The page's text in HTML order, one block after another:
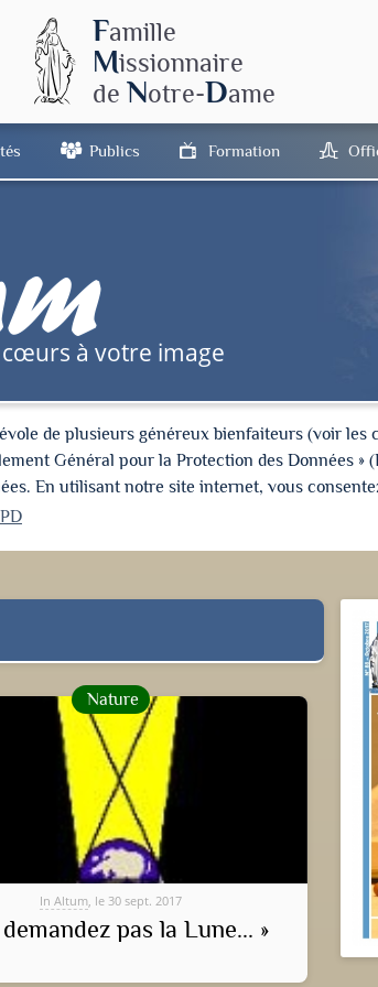
Famille
Missionnaire
de Notre-Dame
Publics Formation
à votre image
de plusieurs généreux bienfaiteurs (voir les
Général pour la Protection des Données »
En utilisant notre site internet, vous
Nature
In Altum, le 30 sept. 2017
demandez pas la Lune... »